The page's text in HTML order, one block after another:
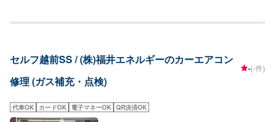
セルフ越前SS / (株)福井エネルギーのカーエアコン
修理 (ガス補充・点検)
-(-件)
代車OK カードOK 電子マネーOK QR決済OK